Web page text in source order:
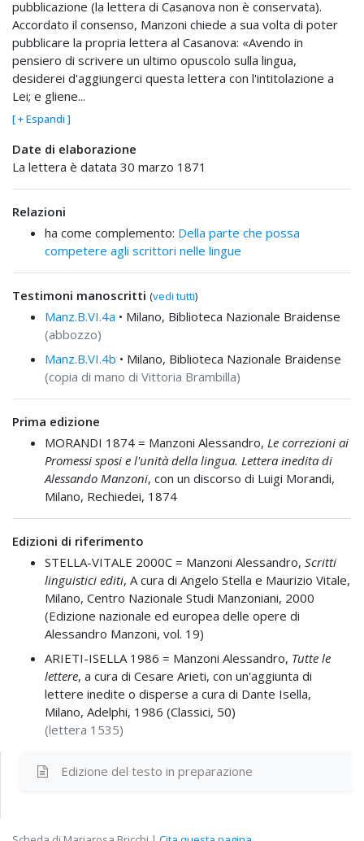
pubblicazione (la lettera di Casanova non è conservata).
Accordato il consenso, Manzoni chiede a sua volta di poter
pubblicare la propria lettera al Casanova: «Avendo in
pensiero di scrivere un ultimo opuscolo sulla lingua,
desiderei d'aggiungerci questa lettera con l'intitolazione a
Lei; e gliene...
[ + Espandi ]
Date di elaborazione
La lettera è datata 30 marzo 1871
Relazioni
ha come complemento: Della parte che possa
competere agli scrittori nelle lingue
Testimoni manoscritti (vedi tutti)
Manz.B.VI.4a • Milano, Biblioteca Nazionale Braidense
(abbozzo)
Manz.B.VI.4b • Milano, Biblioteca Nazionale Braidense
(copia di mano di Vittoria Brambilla)
Prima edizione
MORANDI 1874 = Manzoni Alessandro, Le correzioni ai
Promessi sposi e l'unità della lingua. Lettera inedita di
Alessando Manzoni, con un discorso di Luigi Morandi,
Milano, Rechiedei, 1874
Edizioni di riferimento
STELLA-VITALE 2000C = Manzoni Alessandro, Scritti
linguistici editi, A cura di Angelo Stella e Maurizio Vitale,
Milano, Centro Nazionale Studi Manzoniani, 2000
(Edizione nazionale ed europea delle opere di
Alessandro Manzoni, vol. 19)
ARIETI-ISELLA 1986 = Manzoni Alessandro, Tutte le
lettere, a cura di Cesare Arieti, con un'aggiunta di
lettere inedite o disperse a cura di Dante Isella,
Milano, Adelphi, 1986 (Classici, 50)
(lettera 1535)
Edizione del testo in preparazione